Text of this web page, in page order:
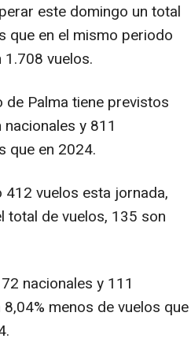
este domingo un total
que en el mismo periodo
vuelos.
Palma tiene previstos
y 811
que en 2024.
vuelos esta jornada,
total de vuelos, 135 son
nacionales y 111
menos de vuelos que